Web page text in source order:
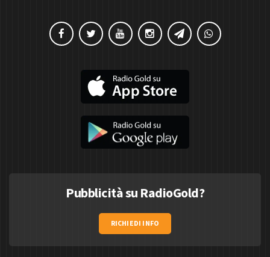
Pubblicità su RadioGold?
RICHIEDI INFO